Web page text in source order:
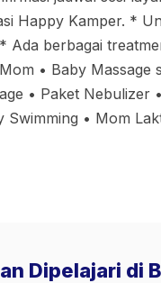
Happy Kamper. *
Ada berbagai
• Baby Massage
• Paket
Swimming • Mom
Dipelajari di